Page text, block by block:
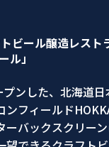
ビール醸造レスト
ル」
ンした、北海道日
ンフィールド
ーバックスクリー